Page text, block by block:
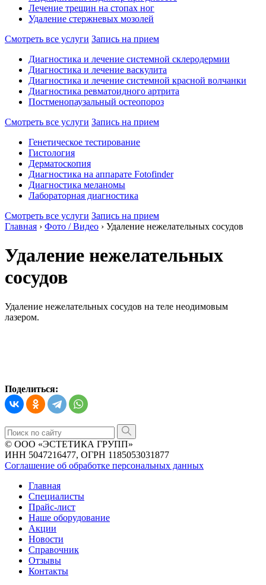
Лечение трещин на стопах ног
Удаление стержневых мозолей
Смотреть все услуги Запись на прием
Диагностика и лечение системной склеродермии
Диагностика и лечение васкулита
Диагностика и лечение системной красной волчанки
Диагностика ревматоидного артрита
Постменопаузальный остеопороз
Смотреть все услуги Запись на прием
Генетическое тестирование
Гистология
Дерматоскопия
Диагностика на аппарате Fotofinder
Диагностика меланомы
Лабораторная диагностика
Смотреть все услуги Запись на прием
Главная › Фото / Видео › Удаление нежелательных сосудов
Удаление нежелательных
сосудов
Удаление нежелательных сосудов на теле неодимовым
лазером.
Поделиться:
© ООО «ЭСТЕТИКА ГРУПП»
ИНН 5047216477, ОГРН 1185053031877
Соглашение об обработке персональных данных
Главная
Специалисты
Прайс-лист
Наше оборудование
Акции
Новости
Справочник
Отзывы
Контакты